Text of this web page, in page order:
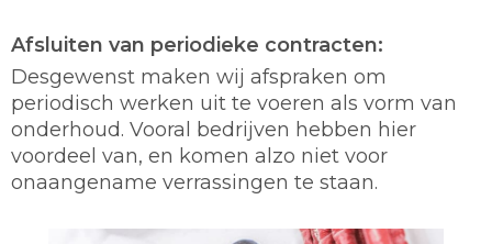
Afsluiten van periodieke contracten:
Desgewenst maken wij afspraken om
periodisch werken uit te voeren als vorm van
onderhoud. Vooral bedrijven hebben hier
voordeel van, en komen alzo niet voor
onaangename verrassingen te staan.